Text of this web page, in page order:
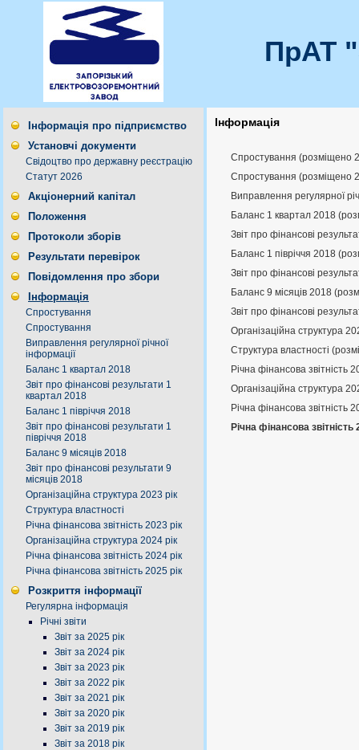
ПрАТ
Інформація про підприємство
Установчі документи
Свідоцтво про державну реєстрацію
Статут 2026
Акціонерний капітал
Положення
Протоколи зборів
Результати перевірок
Повідомлення про збори
Інформація
Спростування
Спростування
Виправлення регулярної річної
інформації
Баланс 1 квартал 2018
Звіт про фінансові результати 1
квартал 2018
Баланс 1 півріччя 2018
Звіт про фінансові результати 1
півріччя 2018
Баланс 9 місяців 2018
Звіт про фінансові результати 9
місяців 2018
Організаційна структура 2023 рік
Структура властності
Річна фінансова звітність 2023 рік
Організаційна структура 2024 рік
Річна фінансова звітність 2024 рік
Річна фінансова звітність 2025 рік
Розкриття інформації
Регулярна інформація
Річні звіти
Звіт за 2025 рік
Звіт за 2024 рік
Звіт за 2023 рік
Звіт за 2022 рік
Звіт за 2021 рік
Звіт за 2020 рік
Звіт за 2019 рік
Звіт за 2018 рік
Інформація
Спростування (розміщено
Спростування (розміщено
Виправлення регулярної
Баланс 1 квартал 2018
Звіт про фінансові
Баланс 1 півріччя 2018
Звіт про фінансові
Баланс 9 місяців 2018
Звіт про фінансові
Організаційна структура
Структура властності
Річна фінансова звітність
Організаційна структура
Річна фінансова звітність
Річна фінансова